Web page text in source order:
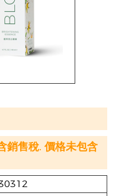
銷售稅. 價格未包含